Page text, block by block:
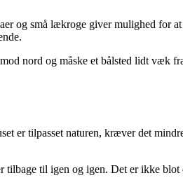
og små lækroge giver mulighed for
nord og måske et bålsted lidt væk
er tilpasset naturen, kræver det
til igen og igen. Det er ikke